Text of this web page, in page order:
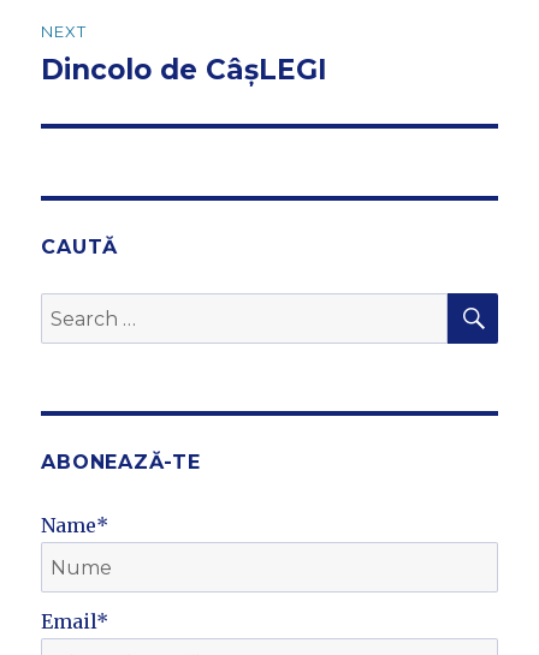
NEXT
Next
Dincolo de CâșLEGI
CAUTĂ
Search
for:
ABONEAZĂ-TE
Name*
Email*